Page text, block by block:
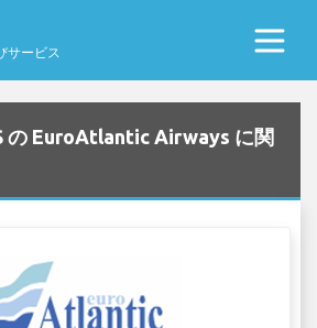
サービス
の EuroAtlantic Airways に関